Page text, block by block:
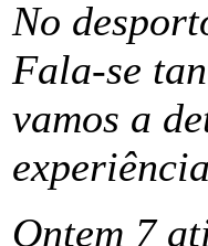
No
Fala-se
vamos a
Ontem 7